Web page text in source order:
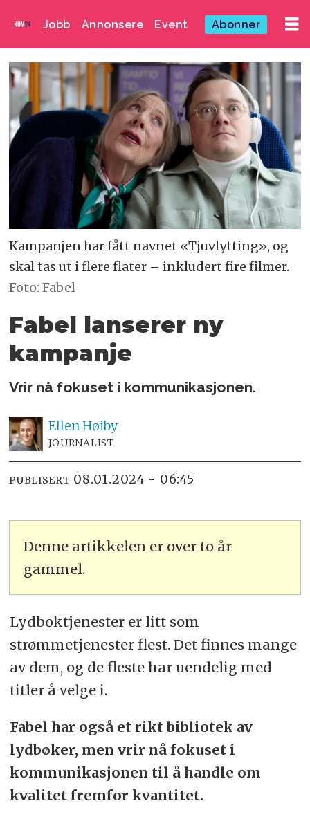
Jobb Annonsere Event Abonner
Kampanjen har fått navnet «Tjuvlytting», og
skal tas ut i flere flater – inkludert fire filmer.
Foto: Fabel
Fabel lanserer ny
kampanje
Vrir nå fokuset i kommunikasjonen.
EllenHøiby
JOURNALIST
PUBLISERT 08.01.2024 - 06:45
Denne artikkelen er over to år
gammel.
Lydboktjenester er litt som
strømmetjenester flest. Det finnes mange
av dem, og de fleste har uendelig med
titler å velge i.
Fabel har også et rikt bibliotek av
lydbøker, men vrir nå fokuset i
kommunikasjonen til å handle om
kvalitet fremfor kvantitet.